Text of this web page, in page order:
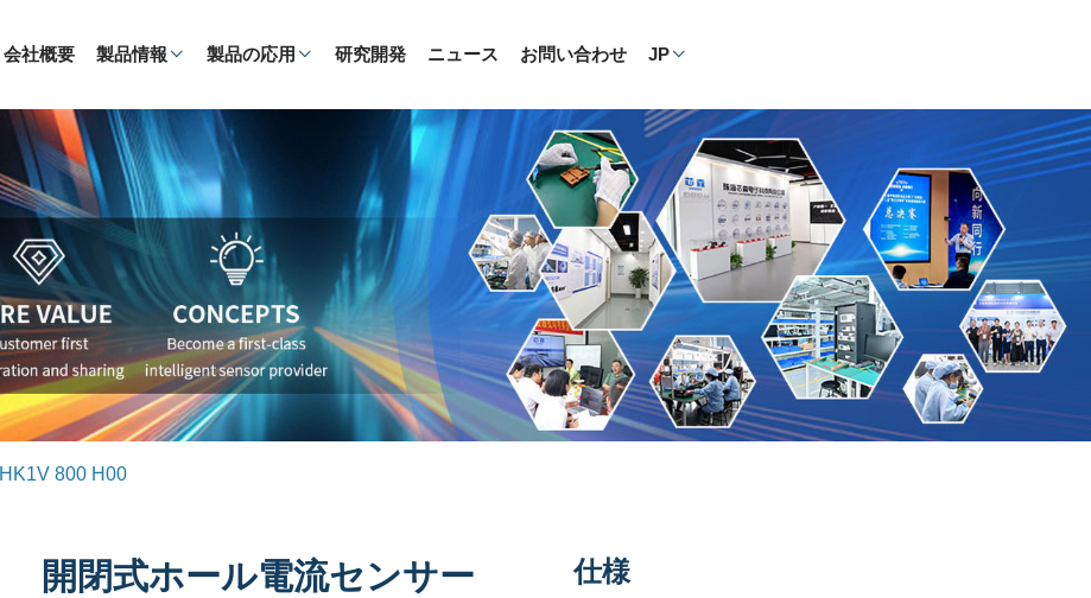
会社概要 製品情報 製品の応用 研究開発 ニュース お問い合わせ JP
HK1V 800 H00
開閉式ホール電流センサー
仕様